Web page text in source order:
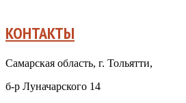
КОНТАКТЫ
Самарская область, г. Тольятти,
б-р Луначарского 14